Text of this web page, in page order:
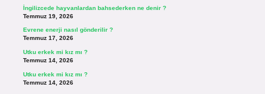
İngilizcede hayvanlardan bahsederken ne denir ?
Temmuz 19, 2026
Evrene enerji nasıl gönderilir ?
Temmuz 17, 2026
Utku erkek mi kız mı ?
Temmuz 14, 2026
Utku erkek mi kız mı ?
Temmuz 14, 2026